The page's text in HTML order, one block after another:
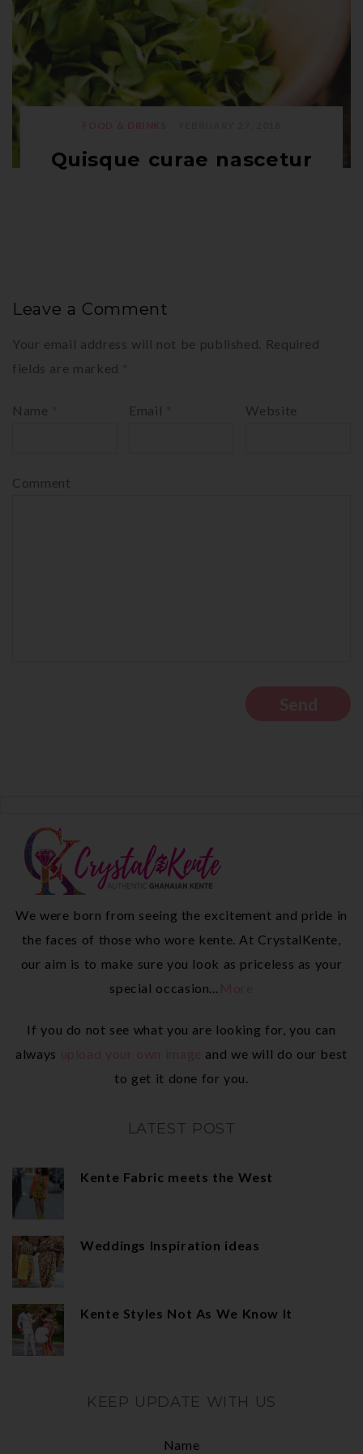
Quisque curae nascetur
Leave a Comment
Your email address will not be published. Required
fields are marked
Name Email Website
Comment
We were born from seeing the excitement and pride in
the faces of those who wore kente. At CrystalKente,
our aim is to make sure you look as priceless as your
special occasion…
If you do not see what you are looking for, you can
always
and we will do our best
to get it done for you.
LATEST POST
Kente Fabric meets the West
Weddings Inspiration ideas
Kente Styles Not As We Know It
KEEP UPDATE WITH US
Name